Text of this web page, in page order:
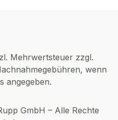
Mehrwertsteuer zzgl.
wenn
angegeben.
GmbH – Alle Rechte